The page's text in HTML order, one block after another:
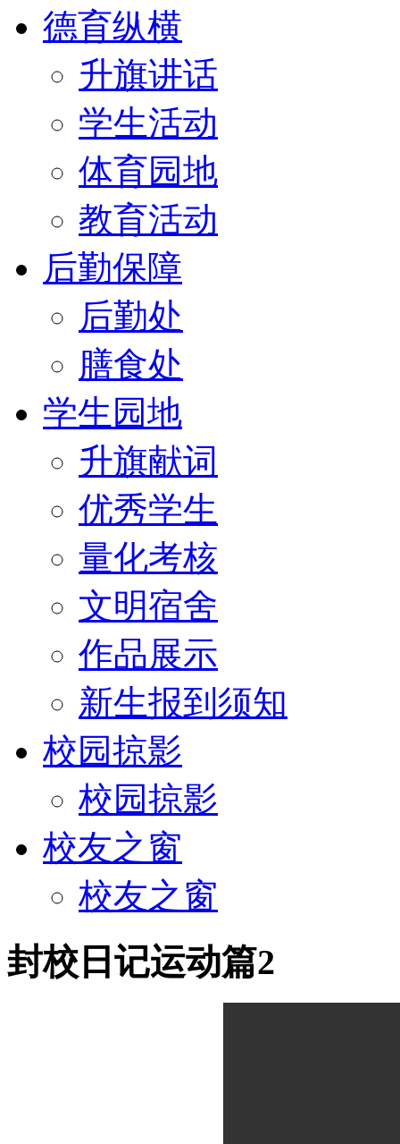
德育纵横
升旗讲话
学生活动
体育园地
教育活动
后勤保障
后勤处
膳食处
学生园地
升旗献词
优秀学生
量化考核
文明宿舍
作品展示
新生报到须知
校园掠影
校园掠影
校友之窗
校友之窗
封校日记运动篇2